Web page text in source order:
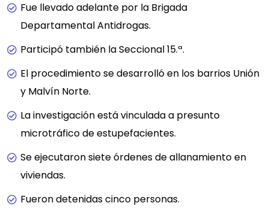
Fue llevado adelante por la Brigada
Departamental Antidrogas.
Participó también la Seccional 15.ª.
El procedimiento se desarrolló en los barrios Unión
y Malvín Norte.
La investigación está vinculada a presunto
microtráfico de estupefacientes.
Se ejecutaron siete órdenes de allanamiento en
viviendas.
Fueron detenidas cinco personas.